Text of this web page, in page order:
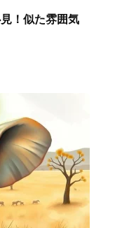
！似た雰囲気